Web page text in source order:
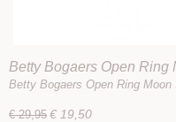
Betty Bogaers Open
Betty Bogaers Open Ring
€ 29,95 € 19,50